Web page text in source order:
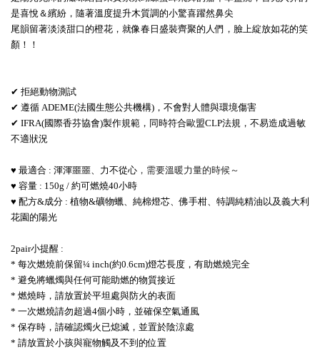
是喜悅＆繽紛，隨著溫度提升木質調的小驚喜躍然鼻尖
尾韻留著淡淡甜口的橙花，就像春日盛裝齊聚的人們，臉上綻放如花的笑
顏！！
✔ 拒絕動物測試
✔ 遵循 ADEME(法國生態公共機構)，不會對人體與環境傷害
✔ IFRA(國際香芬協會)製作規範，同時符合歐盟CLP法規，不易造成過敏
不適狀況
♥ 最適合 : 渾渾噩噩、力不從心 ，需要溫暖力量的時候～
♥ 容量 : 150g / 約可燃燒40小時
♥ 配方&成分 : 植物&礦物蠟、純棉燈芯、佛手柑、特調純精油以及義大利
花園的陽光
2pair小提醒 :
* 每次燃燒前保留¼ inch(約0.6cm)燈芯長度，有助燃燒完全
* 避免將蠟燭與任何可能助燃的物質接近
* 燃燒時，請放置於平坦處與防火的表面
* 一次燃燒請勿超過4個小時，並確保空氣通風
* 保存時，請確認燭火已熄滅，並置於陰涼處
* 請放置於小孩與寵物觸及不到的位置